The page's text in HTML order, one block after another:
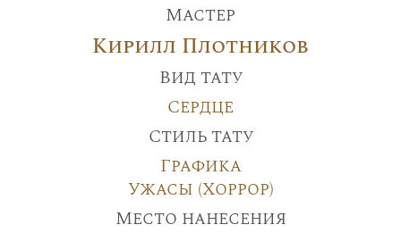
Мастер
Кирилл Плотников
Вид тату
Сердце
Стиль тату
Графика
Ужасы (Хоррор)
Место нанесения